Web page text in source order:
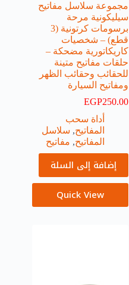
مجموعة سلاسل مفاتيح
سيليكونية مرحة
برسومات كرتونية (3
قطع) – شخصيات
كاريكاتورية مضحكة –
حلقات مفاتيح متينة
للحقائب وحقائب الظهر
ومفاتيح السيارة
EGP250.00
أداة سحب
المفاتيح, سلاسل
المفاتيح, مفاتيح
إضافة إلى السلة
Quick View